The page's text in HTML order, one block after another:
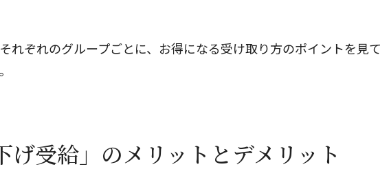
れぞれのグループごとに、お得になる受け取り方のポイントを見て
げ受給」のメリットとデメリット